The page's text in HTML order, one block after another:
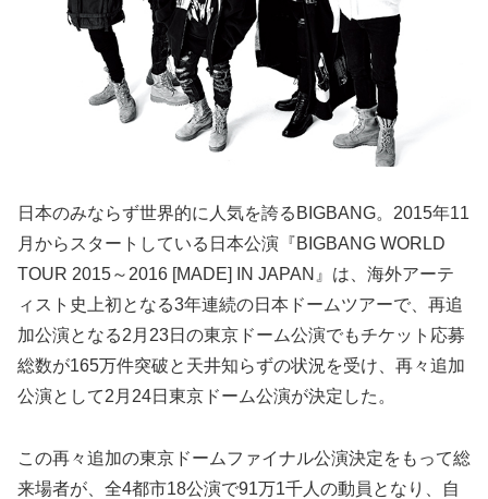
日本のみならず世界的に人気を誇るBIGBANG。2015年11
月からスタートしている日本公演『BIGBANG WORLD
TOUR 2015～2016 [MADE] IN JAPAN』は、海外アーテ
ィスト史上初となる3年連続の日本ドームツアーで、再追
加公演となる2月23日の東京ドーム公演でもチケット応募
総数が165万件突破と天井知らずの状況を受け、再々追加
公演として2月24日東京ドーム公演が決定した。
この再々追加の東京ドームファイナル公演決定をもって総
来場者が、全4都市18公演で91万1千人の動員となり、自